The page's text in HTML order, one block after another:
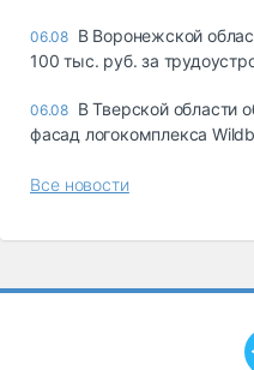
06.08 В Воронежской
100 тыс. руб. за
06.08 В Тверской области
фасад логокомплекса
Все новости